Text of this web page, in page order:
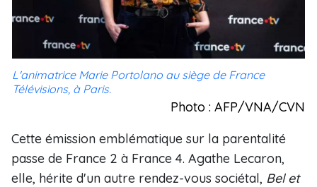
L'animatrice Marie Portolano au siège de France
Télévisions, à Paris.
Photo : AFP/VNA/CVN
Cette émission emblématique sur la parentalité
passe de France 2 à France 4. Agathe Lecaron,
elle, hérite d'un autre rendez-vous sociétal, Bel et